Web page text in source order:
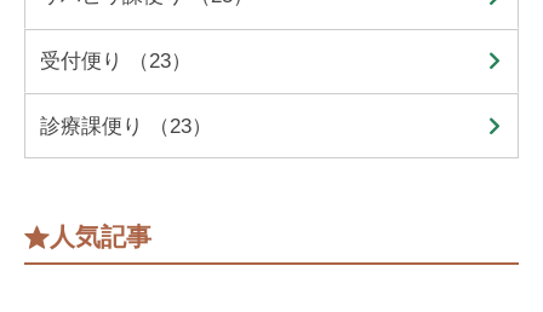
受付便り （23）
診療課便り （23）
人気記事